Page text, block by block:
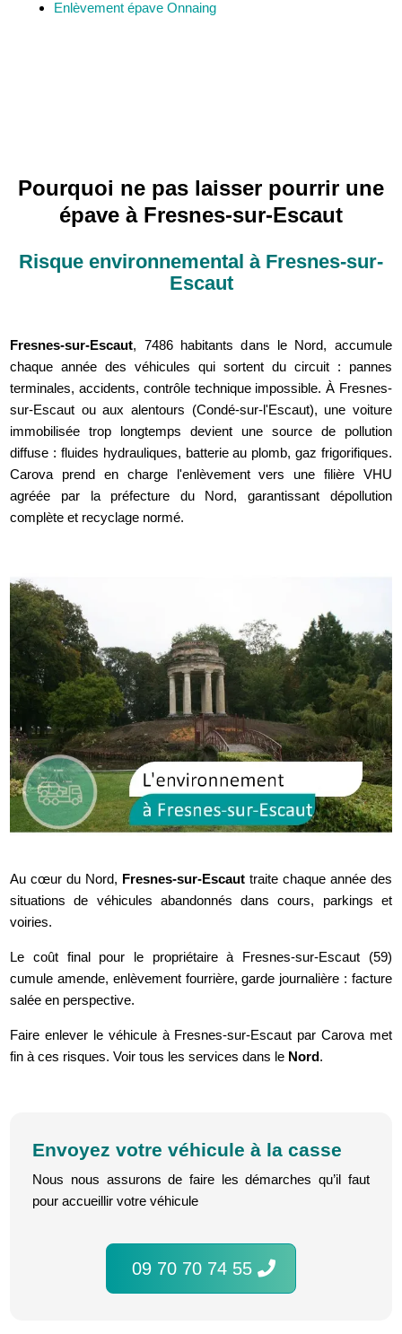
Enlèvement épave Onnaing
Pourquoi ne pas laisser pourrir une
épave à Fresnes-sur-Escaut
Risque environnemental à Fresnes-sur-
Escaut
Fresnes-sur-Escaut, 7486 habitants dans le Nord, accumule
chaque année des véhicules qui sortent du circuit : pannes
terminales, accidents, contrôle technique impossible. À Fresnes-
sur-Escaut ou aux alentours (Condé-sur-l'Escaut), une voiture
immobilisée trop longtemps devient une source de pollution
diffuse : fluides hydrauliques, batterie au plomb, gaz frigorifiques.
Carova prend en charge l'enlèvement vers une filière VHU
agréée par la préfecture du Nord, garantissant dépollution
complète et recyclage normé.
Au cœur du Nord, Fresnes-sur-Escaut traite chaque année des
situations de véhicules abandonnés dans cours, parkings et
voiries.
Le coût final pour le propriétaire à Fresnes-sur-Escaut (59)
cumule amende, enlèvement fourrière, garde journalière : facture
salée en perspective.
Faire enlever le véhicule à Fresnes-sur-Escaut par Carova met
fin à ces risques. Voir tous les services dans le Nord.
Envoyez votre véhicule à la casse
Nous nous assurons de faire les démarches qu’il faut
pour accueillir votre véhicule
09 70 70 74 55